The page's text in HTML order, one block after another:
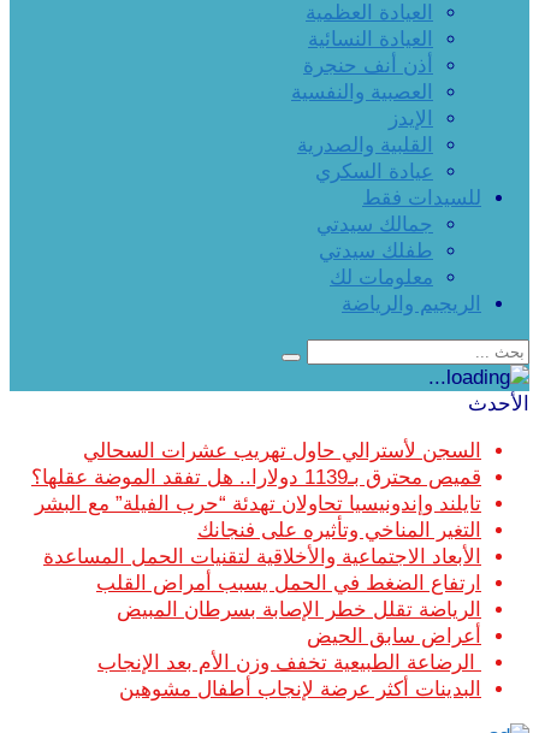
العيادة العظمية
العيادة النسائية
أذن أنف حنجرة
العصبية والنفسية
الإيدز
القلبية والصدرية
عيادة السكري
للسيدات فقط
جمالك سيدتي
طفلك سيدتي
معلومات لك
الريجيم والرياضة
الأحدث
السجن لأسترالي حاول تهريب عشرات السحالي
قميص محترق بـ1139 دولارا.. هل تفقد الموضة عقلها؟
تايلند وإندونيسيا تحاولان تهدئة “حرب الفيلة” مع البشر
التغير المناخي وتأثيره على فنجانك
الأبعاد الاجتماعية والأخلاقية لتقنيات الحمل المساعدة
ارتفاع الضغط في الحمل يسبب أمراض القلب
الرياضة تقلل خطر الإصابة بسرطان المبيض
أعراض سابق الحيض
الرضاعة الطبيعية تخفف وزن الأم بعد الإنجاب
البدينات أكثر عرضة لإنجاب أطفال مشوهين